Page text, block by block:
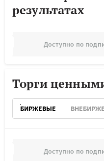
результатах
Доступно по
Торги
БИРЖЕВЫЕ
Доступно по